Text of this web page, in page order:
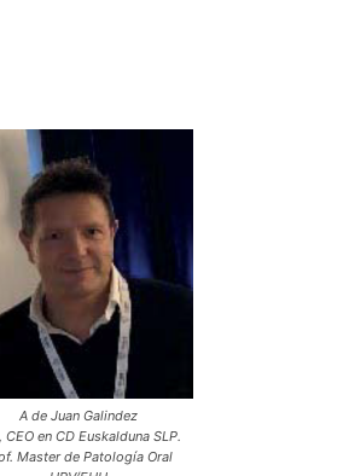
A de Juan Galindez
CEO en CD Euskalduna SLP.
Master de Patología Oral